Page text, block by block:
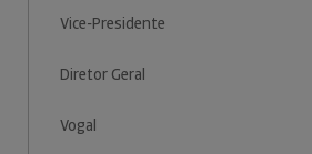
Vice-Presidente
Diretor Geral
Vogal